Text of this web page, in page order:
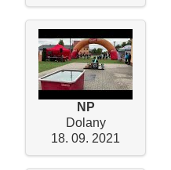
NP
Dolany
18. 09. 2021